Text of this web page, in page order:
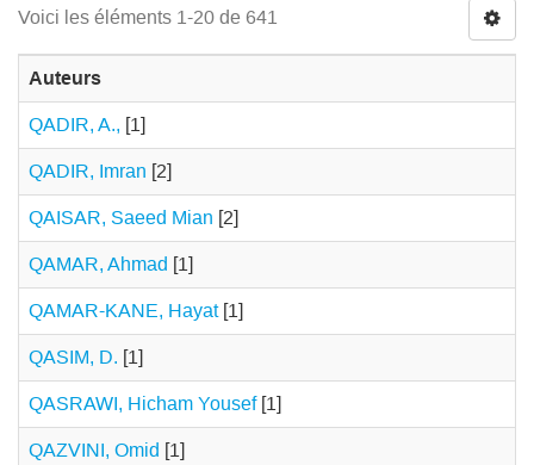
Voici les éléments 1-20 de 641
Auteurs
QADIR, A., [1]
QADIR, Imran [2]
QAISAR, Saeed Mian [2]
QAMAR, Ahmad [1]
QAMAR-KANE, Hayat[1]
QASIM, D. [1]
QASRAWI, Hicham Yousef[1]
QAZVINI, Omid [1]